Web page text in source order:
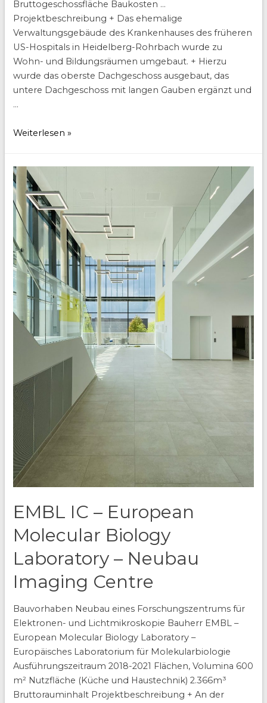
Bruttogeschossfläche Baukosten …
Projektbeschreibung + Das ehemalige
Verwaltungsgebäude des Krankenhauses des früheren
US-Hospitals in Heidelberg-Rohrbach wurde zu
Wohn- und Bildungsräumen umgebaut. + Hierzu
wurde das oberste Dachgeschoss ausgebaut, das
untere Dachgeschoss mit langen Gauben ergänzt und
…
Collegium
Weiterlesen »
EMBL IC – European
Molecular Biology
Laboratory – Neubau
Imaging Centre
Bauvorhaben Neubau eines Forschungszentrums für
Elektronen- und Lichtmikroskopie Bauherr EMBL –
European Molecular Biology Laboratory –
Europäisches Laboratorium für Molekularbiologie
Ausführungszeitraum 2018-2021 Flächen, Volumina 600
m² Nutzfläche (Küche und Haustechnik) 2.366m³
Bruttorauminhalt Projektbeschreibung + An der